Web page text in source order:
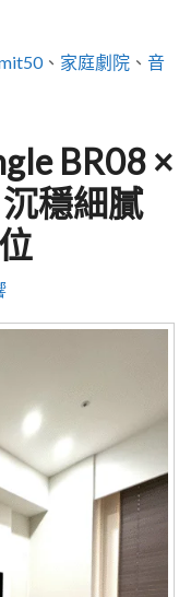
、 家庭劇院、 音
BR08 ×
穩細膩